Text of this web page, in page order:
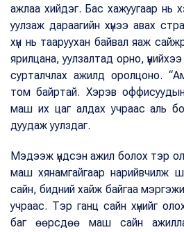
ажлаа хийдэг. Бас хажуугаар нь
уулзаж дараагийн хүнээ авах
хүн нь тааруухан байвал яаж
ярилцана, уулзалтад орно,
сурталчлах ажилд оролцоно.
том байртай. Хэрэв
маш их цаг алдах учраас аль
дуудаж уулздаг.
Мэдээж үндсэн ажил болох тэр
маш хянамгайгаар нарийвчилж
сайн, бидний хайж байгаа
учраас. Тэр ганц сайн хүнийг
баг өөрсдөө маш сайн